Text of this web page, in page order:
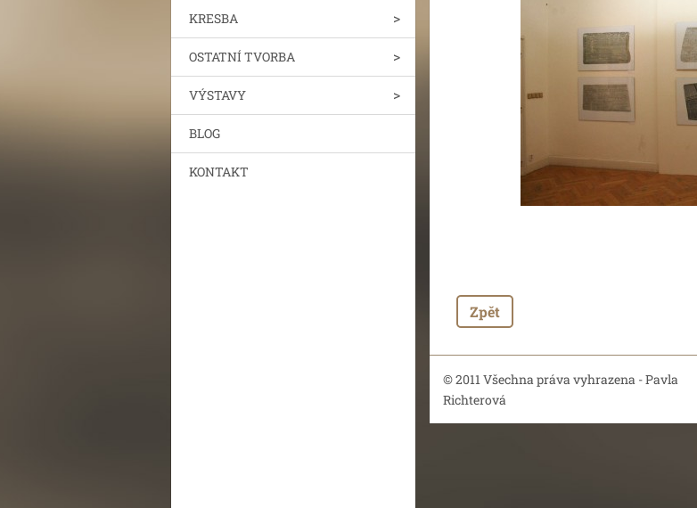
KRESBA
OSTATNÍ TVORBA
VÝSTAVY
BLOG
KONTAKT
Zpět
© 2011 Všechna práva vyhrazena - Pavla
Richterová